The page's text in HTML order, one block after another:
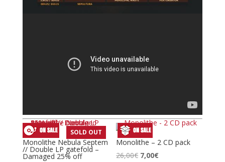
SOLD OUT
Monolithe Nebula Septem
// Double LP gatefold –
Damaged 25% off
Monolithe – 2 CD pack
26,00€ Le
7,00€Le